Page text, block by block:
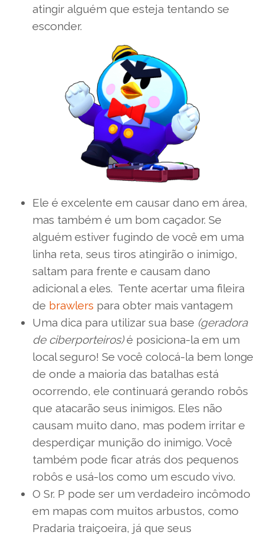
atingir alguém que esteja tentando se
esconder.
Ele é excelente em causar dano em área,
mas também é um bom caçador. Se
alguém estiver fugindo de você em uma
linha reta, seus tiros atingirão o inimigo,
saltam para frente e causam dano
adicional a eles. Tente acertar uma fileira
de brawlers para obter mais vantagem
Uma dica para utilizar sua base (geradora
de ciberporteiros)é posiciona-la em um
local seguro! Se você colocá-la bem longe
de onde a maioria das batalhas está
ocorrendo, ele continuará gerando robôs
que atacarão seus inimigos. Eles não
causam muito dano, mas podem irritar e
desperdiçar munição do inimigo. Você
também pode ficar atrás dos pequenos
robôs e usá-los como um escudo vivo.
O Sr. P pode ser um verdadeiro incômodo
em mapas com muitos arbustos, como
Pradaria traiçoeira, já que seus